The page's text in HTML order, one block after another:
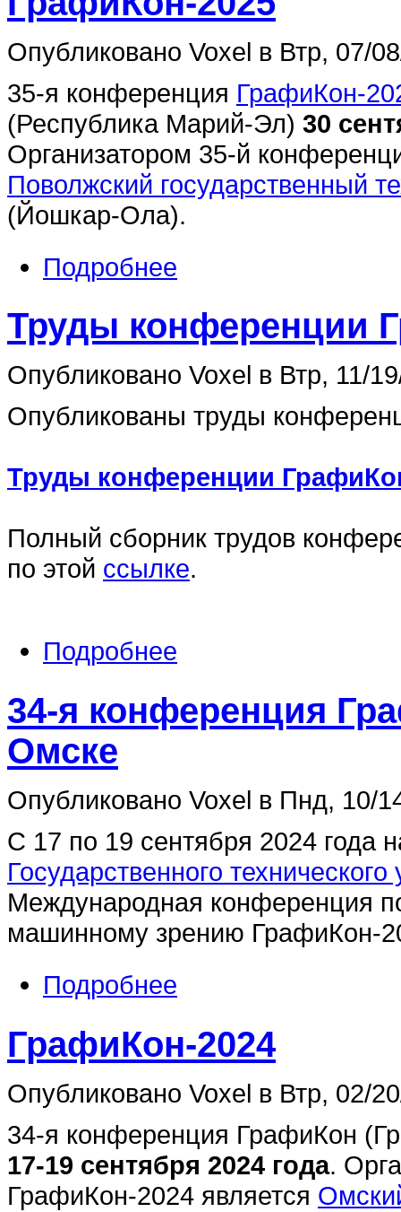
Опубликовано Voxel в Втр, 07/
35-я конференция ГрафиКон-
(Республика Марий-Эл) 30
Организатором 35-й
Поволжский государственный
(Йошкар-Ола).
Подробнее
Труды конференции
Опубликовано Voxel в Втр, 11/
Опубликованы труды
Труды конференции
Полный сборник трудов
по этой ссылке.
Подробнее
34-я конференция
Омске
Опубликовано Voxel в Пнд, 10/
С 17 по 19 сентября 2024 года
Государственного технического
Международная конференция
машинному зрению ГрафиКон-
Подробнее
ГрафиКон-2024
Опубликовано Voxel в Втр, 02/
34-я конференция ГрафиКон
17-19 сентября 2024 года.
ГрафиКон-2024 является